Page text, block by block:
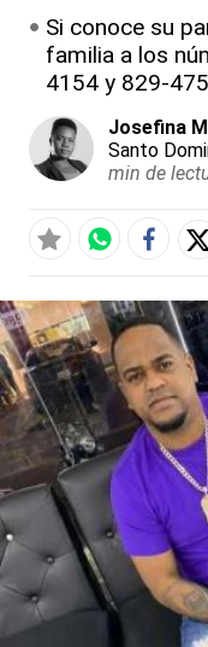
Si conoce su
familia a los
4154 y 829-
Josefina
Santo
min de